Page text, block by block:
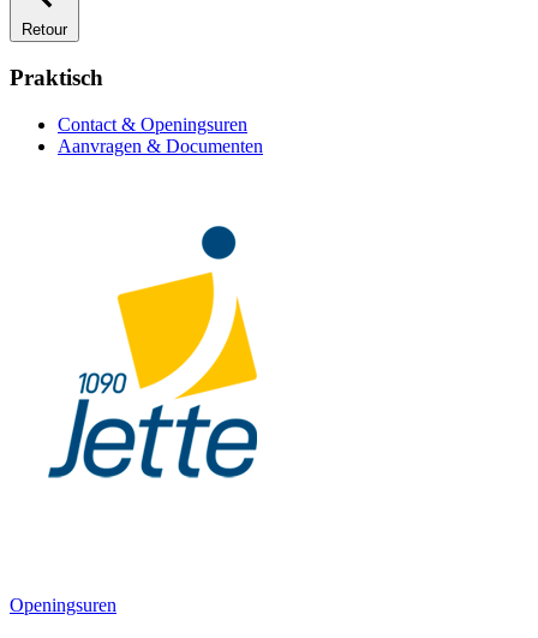
Retour
Praktisch
Contact & Openingsuren
Aanvragen & Documenten
Openingsuren